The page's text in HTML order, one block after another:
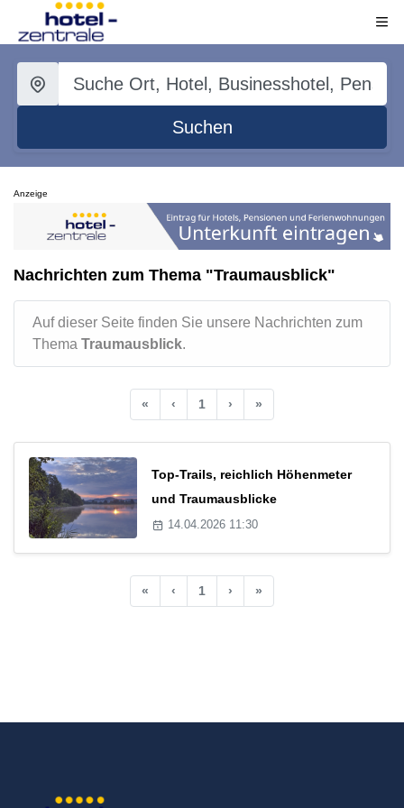
Suchen
Anzeige
Nachrichten zum Thema "Traumausblick"
Auf dieser Seite finden Sie unsere Nachrichten zum
Thema Traumausblick.
« ‹ 1 › »
Top-Trails, reichlich Höhenmeter
und Traumausblicke
14.04.2026 11:30
« ‹ 1 › »